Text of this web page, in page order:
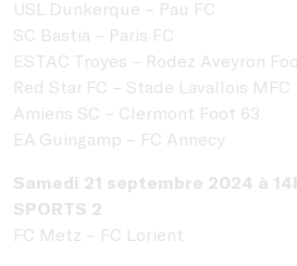
USL Dunkerque – Pau FC
SC Bastia – Paris FC
ESTAC Troyes – Rodez Aveyron
Red Star FC – Stade Lavallois MFC
Amiens SC – Clermont Foot 63
EA Guingamp – FC Annecy
Samedi 21 septembre 2024 à
SPORTS 2
FC Metz – FC Lorient